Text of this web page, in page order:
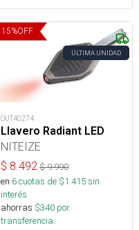
15%OFF
ÚLTIMA UNIDAD
OUT40274
Llavero Radiant LED
NITEIZE
$ 8.492 $9.990
en 6cuotas de $1.415sin
interés
ahorras $340 por
transferencia.